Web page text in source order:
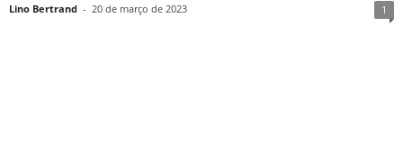
Lino Bertrand - 20 de março de 2023 1